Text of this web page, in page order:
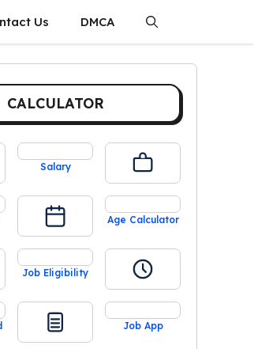
Us DMCA
CALCULATOR
Salary
Age Calculator
Job Eligibility
Job App